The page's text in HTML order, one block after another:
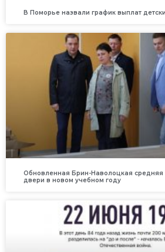
В Поморье назвали график выплат
Обновленная Брин-Наволоцкая средняя
двери в новом учебном году